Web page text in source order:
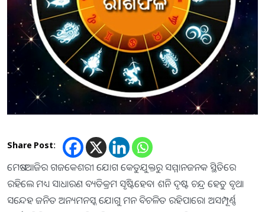
Share Post:
ମେଷ:-ଆଜିର ଗଜକେଶରୀ ଯୋଗ କେତୁଯୁକ୍ତରୁ ସମ୍ମାନଜନକ ସ୍ଥିତିରେ
ରହିଲେ ମଧ୍ୟ ସାଧାରଣ ବ୍ୟତିକ୍ରମ ସୃଷ୍ଟିହେବ। ଶନି ଦୃଷ୍ଟ ଚନ୍ଦ୍ର ହେତୁ ବୃଥା
ସନ୍ଦେହ ଜନିତ ଅନ୍ୟମନସ୍କ ଯୋଗୁ ମନ ବିଚଳିତ ରହିପାରେ। ଅସମ୍ପୂର୍ଣ୍ଣ